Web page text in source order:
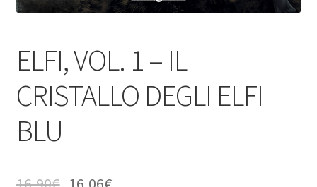
ELFI, VOL. 1 – IL
CRISTALLO DEGLI ELFI
BLU